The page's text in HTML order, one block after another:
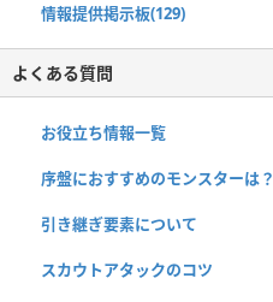
情報提供掲示板(129)
よくある質問
お役立ち情報一覧
序盤におすすめのモンスターは？
引き継ぎ要素について
スカウトアタックのコツ